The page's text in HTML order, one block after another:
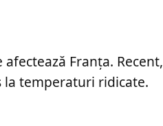
Franța. Recent,
la temperaturi ridicate.